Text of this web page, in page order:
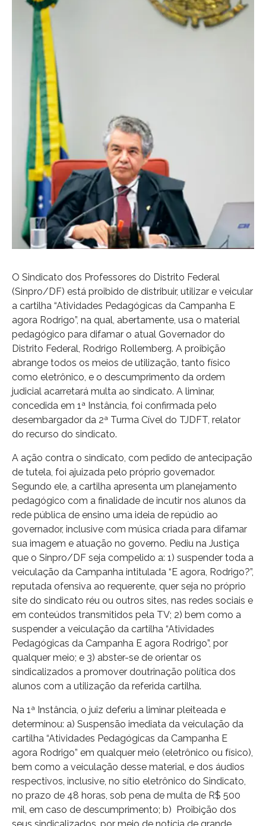
O Sindicato dos Professores do Distrito Federal
(Sinpro/DF) está proibido de distribuir, utilizar e veicular
a cartilha “Atividades Pedagógicas da Campanha E
agora Rodrigo”, na qual, abertamente, usa o material
pedagógico para difamar o atual Governador do
Distrito Federal, Rodrigo Rollemberg. A proibição
abrange todos os meios de utilização, tanto físico
como eletrônico, e o descumprimento da ordem
judicial acarretará multa ao sindicato. A liminar,
concedida em 1ª Instância, foi confirmada pelo
desembargador da 2ª Turma Cível do TJDFT, relator
do recurso do sindicato.
A ação contra o sindicato, com pedido de antecipação
de tutela, foi ajuizada pelo próprio governador.
Segundo ele, a cartilha apresenta um planejamento
pedagógico com a finalidade de incutir nos alunos da
rede pública de ensino uma ideia de repúdio ao
governador, inclusive com música criada para difamar
sua imagem e atuação no governo. Pediu na Justiça
que o Sinpro/DF seja compelido a: 1) suspender toda a
veiculação da Campanha intitulada “E agora, Rodrigo?”,
reputada ofensiva ao requerente, quer seja no próprio
site do sindicato réu ou outros sites, nas redes sociais e
em conteúdos transmitidos pela TV; 2) bem como a
suspender a veiculação da cartilha “Atividades
Pedagógicas da Campanha E agora Rodrigo”, por
qualquer meio; e 3) abster-se de orientar os
sindicalizados a promover doutrinação política dos
alunos com a utilização da referida cartilha.
Na 1ª Instância, o juiz deferiu a liminar pleiteada e
determinou: a) Suspensão imediata da veiculação da
cartilha “Atividades Pedagógicas da Campanha E
agora Rodrigo” em qualquer meio (eletrônico ou físico),
bem como a veiculação desse material, e dos áudios
respectivos, inclusive, no sítio eletrônico do Sindicato,
no prazo de 48 horas, sob pena de multa de R$ 500
mil, em caso de descumprimento; b) Proibição dos